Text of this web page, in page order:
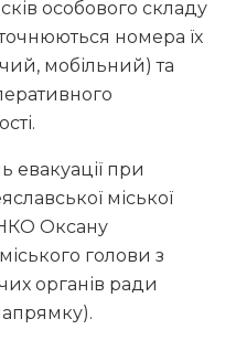
особового складу
номера їх
мобільний) та
евакуації при
міської
Оксану
голови з
органів ради